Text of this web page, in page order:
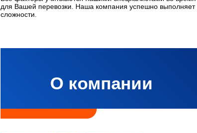
для Вашей перевозки. Наша компания успешно выполняет
сложности.
О компании